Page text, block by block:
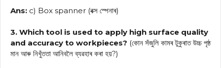
Ans: c) Box spanner (বক্স স্পেনাৰ)
3. Which tool is used to apply high surface quality
and accuracy to workpieces? (কোন সঁজুলি কামৰ টুকুৰাত উচ্চ পৃষ্ঠ
মান আৰু নিখুঁততা আনিবলৈ ব্যৱহাৰ কৰা হয়?)